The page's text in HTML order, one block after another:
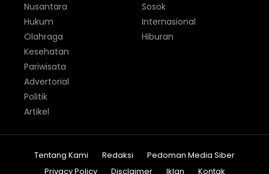
Nusantara
Hukum
Olahraga
Sosok
Internasional
Hiburan
Kesehatan
Pariwisata
Advertorial
Politik
Artikel
Tentang Kami Redaksi
Pedoman Media Siber
Privacy Policy
Disclaimer Iklan Kontak